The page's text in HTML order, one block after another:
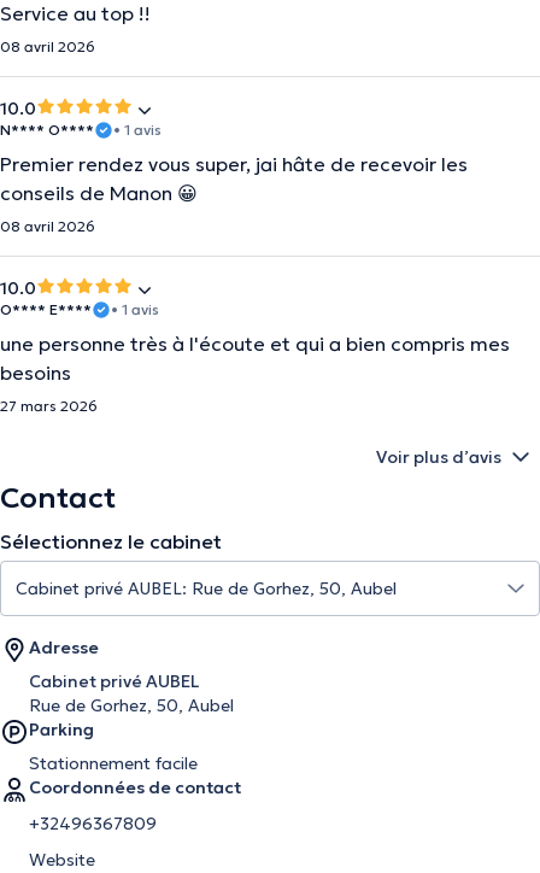
Service au top !!
08 avril 2026
10.0
N**** O**** • 1 avis
Premier rendez vous super, jai hâte de recevoir les
conseils de Manon 😀
08 avril 2026
10.0
O**** E**** • 1 avis
une personne très à l'écoute et qui a bien compris mes
besoins
27 mars 2026
Voir plus d’avis
Contact
Sélectionnez le cabinet
Adresse
Cabinet privé AUBEL
Rue de Gorhez, 50, Aubel
Parking
Stationnement facile
Coordonnées de contact
+32496367809
Website